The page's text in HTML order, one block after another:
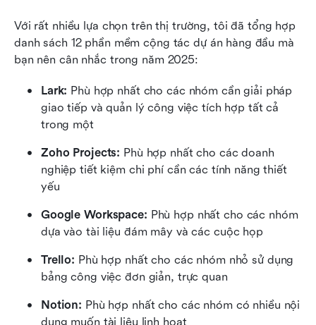
Với rất nhiều lựa chọn trên thị trường, tôi đã tổng hợp
danh sách 12 phần mềm cộng tác dự án hàng đầu mà
bạn nên cân nhắc trong năm 2025:
Lark: Phù hợp nhất cho các nhóm cần giải pháp
giao tiếp và quản lý công việc tích hợp tất cả
trong một
Zoho Projects: Phù hợp nhất cho các doanh
nghiệp tiết kiệm chi phí cần các tính năng thiết
yếu
Google Workspace: Phù hợp nhất cho các nhóm
dựa vào tài liệu đám mây và các cuộc họp
Trello: Phù hợp nhất cho các nhóm nhỏ sử dụng
bảng công việc đơn giản, trực quan
Notion: Phù hợp nhất cho các nhóm có nhiều nội
dung muốn tài liệu linh hoạt